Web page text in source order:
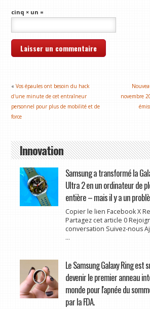
cinq × un =
«Vos épaules ont besoin du hack
d'une minute de cet entraîneur
personnel pour plus de mobilité et de
force
novembre
Innovation
Samsung a transformé la
Ultra 2 en un ordinateur de
entière – mais il y a un
Copier le lien Facebook X
Partagez cet article 0
conversation Suivez-nous
...
Le Samsung Galaxy Ring est
devenir le premier anneau
monde pour l'apnée du
par la FDA.